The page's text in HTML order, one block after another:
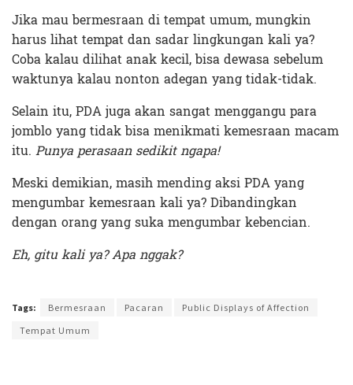
Jika mau bermesraan di tempat umum, mungkin
harus lihat tempat dan sadar lingkungan kali ya?
Coba kalau dilihat anak kecil, bisa dewasa sebelum
waktunya kalau nonton adegan yang tidak-tidak.
Selain itu, PDA juga akan sangat menggangu para
jomblo yang tidak bisa menikmati kemesraan macam
itu. Punya perasaan sedikit ngapa!
Meski demikian, masih mending aksi PDA yang
mengumbar kemesraan kali ya? Dibandingkan
dengan orang yang suka mengumbar kebencian.
Eh, gitu kali ya? Apa nggak?
Tags: Bermesraan Pacaran
Public Displays of Affection
Tempat Umum